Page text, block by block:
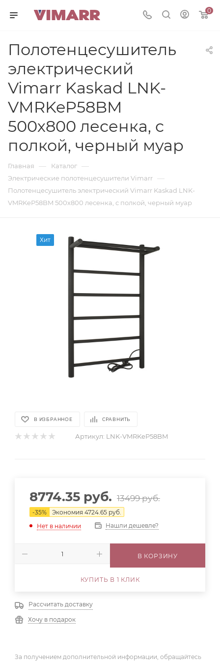
0
Полотенцесушитель
электрический
Vimarr Kaskad LNK-
VMRKeP58BM
500х800 лесенка, с
полкой, черный муар
Главная — Каталог —
Электрические полотенцесушители Vimarr —
Полотенцесушитель электрический Vimarr Kaskad LNK-
VMRKeP58BM 500х800 лесенка, с полкой, черный муар
Хит
В ИЗБРАННОЕ СРАВНИТЬ
Артикул: LNK-VMRKeP58BM
8774.35 руб. 13499руб.
-35% Экономия 4724.65 руб.
Нет в наличии
Нашли дешевле?
В КОРЗИНУ
КУПИТЬ В 1 КЛИК
Рассчитать доставку
Хочу в подарок
За получением дополнительной информации, обращайтесь